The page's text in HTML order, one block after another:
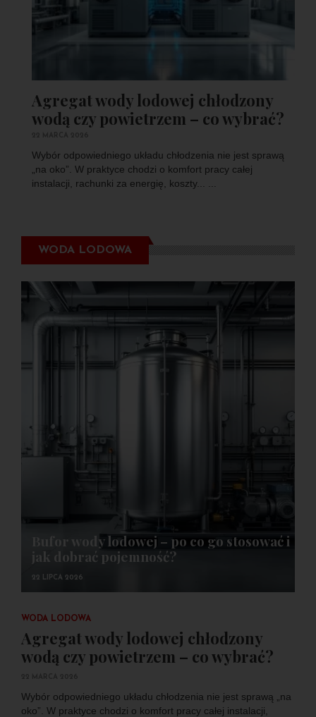
Agregat wody lodowej chłodzony
wodą czy powietrzem – co wybrać?
Wybór odpowiedniego układu chłodzenia nie jest sprawą
„na oko”. W praktyce chodzi o komfort pracy całej
instalacji, rachunki za energię, koszty... ...
WODA LODOWA
Bufor wody lodowej – po co go stosować i
jak dobrać pojemność?
22 LIPCA 2026
WODA LODOWA
Agregat wody lodowej chłodzony
wodą czy powietrzem – co wybrać?
Wybór odpowiedniego układu chłodzenia nie jest sprawą „na
oko”. W praktyce chodzi o komfort pracy całej instalacji,